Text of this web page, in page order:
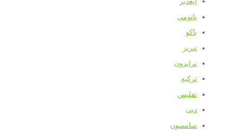
باتومی
باکو
تبریز
ترابزون
ترکیه
تفلیس
دبی
سامسون